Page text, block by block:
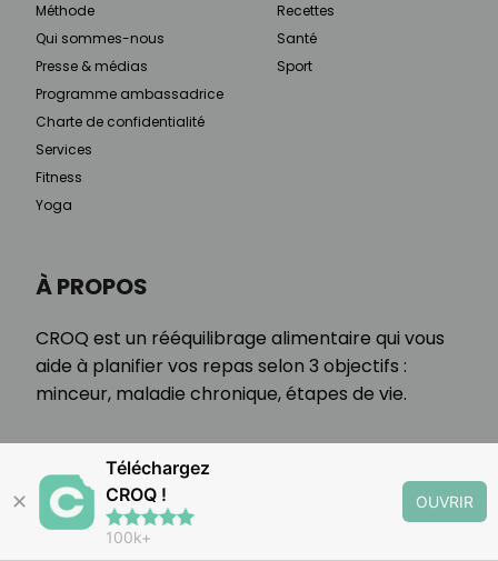
À PROPOS
CROQ est un rééquilibrage alimentaire qui vous
aide à planifier vos repas selon 3 objectifs :
minceur, maladie chronique, étapes de vie.
Méthode
Qui sommes-nous
Presse & médias
Programme ambassadrice
Charte de confidentialité
Services
Fitness
Yoga
Recettes
Santé
Sport
✕
Téléchargez
CROQ !
100k+
OUVRIR